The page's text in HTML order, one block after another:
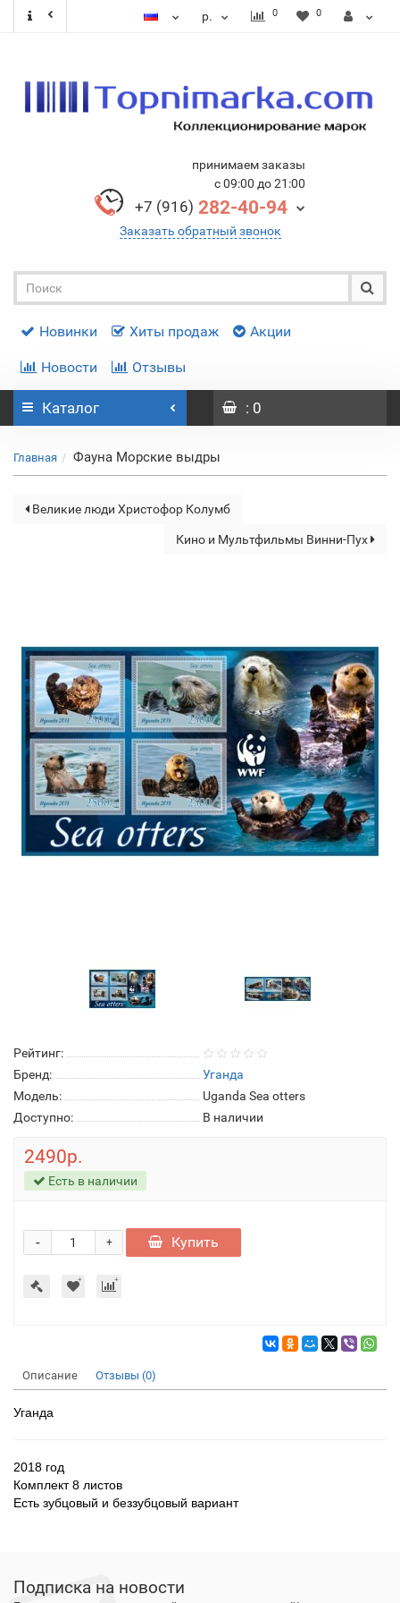
р. 0 0
принимаем заказы
с 09:00 до 21:00
+7 (916) 282-40-94
Заказать обратный звонок
Новинки Хиты продаж Акции
Новости Отзывы
Каталог : 0
Главная Фауна Морские выдры
Великие люди Христофор Колумб
Кино и Мультфильмы Винни-Пух
Рейтинг:
Бренд:
Уганда
Модель:
Uganda Sea otters
Доступно:
В наличии
2490р.
Есть в наличии
+
- Купить
Описание Отзывы (0)
Уганда
2018 год
Комплект 8 листов
Есть зубцовый и беззубцовый вариант
Подписка на новости